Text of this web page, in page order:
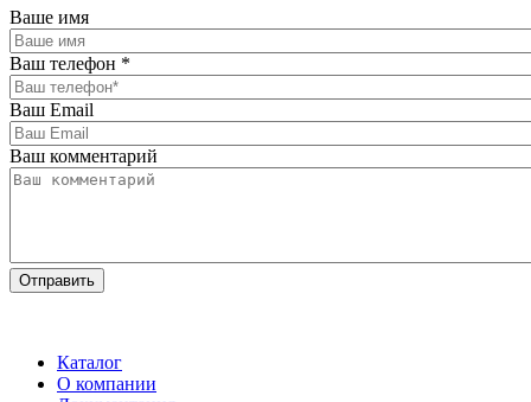
Ваше имя
Ваш телефон *
Ваш Email
Ваш комментарий
Каталог
О компании